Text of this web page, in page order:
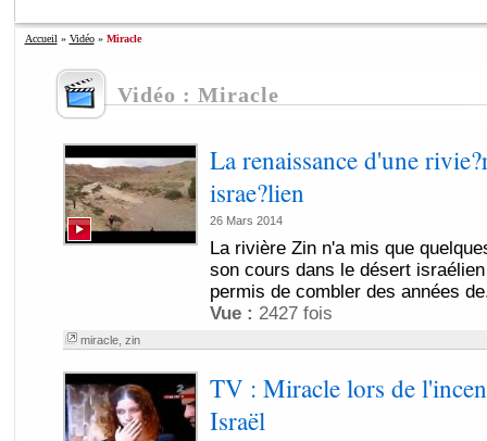
Accueil » Vidéo» Miracle
Vidéo : Miracle
La renaissance d'une
israe?lien
26 Mars 2014
La rivière Zin n'a mis que
son cours dans le désert
permis de combler des années
Vue : 2427 fois
miracle, zin
TV : Miracle lors de
Israël